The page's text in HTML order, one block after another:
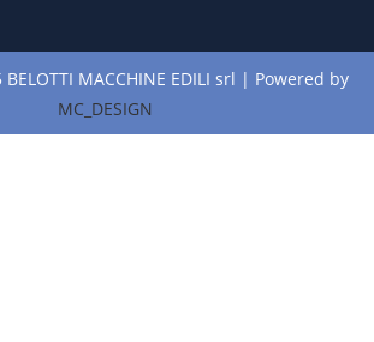
MACCHINE EDILI srl | Powered by
MC_DESIGN